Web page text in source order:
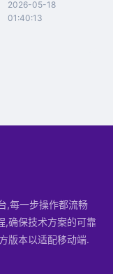
2026-05-18
01:40:13
,每一步操作都流畅
,确保技术方案的可靠
版本以适配移动端.